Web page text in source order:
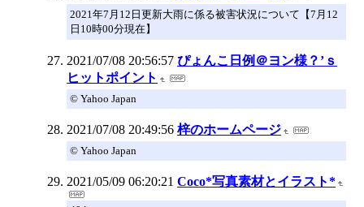
2021年7月12日更新大雨に係る被害状況について【7月12
日10時00分現在】
2021/07/08 20:56:57 ぴょんこ日例＠ヨン様？’ｓ
ヒットポイント
© Yahoo Japan
2021/07/08 20:49:56 梓のホームページ
© Yahoo Japan
2021/05/09 06:20:21 Coco*写真素材とイラスト*